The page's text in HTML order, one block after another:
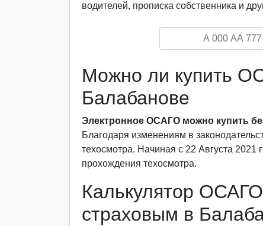
водителей, прописка собственника и
Можно ли купить
Балабанове
Электронное ОСАГО можно купить
Благодаря изменениям в
техосмотра. Начиная с 22 Августа
прохождения техосмотра.
Калькулятор
страховым в